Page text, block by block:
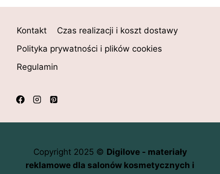
Kontakt
Czas realizacji i koszt dostawy
Polityka prywatności i plików cookies
Regulamin
Copyright 2025 © Digilove - materiały
reklamowe dla salonów kosmetycznych i